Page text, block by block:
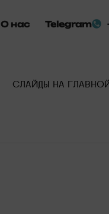
О нас Telegram
СЛАЙДЫ НА